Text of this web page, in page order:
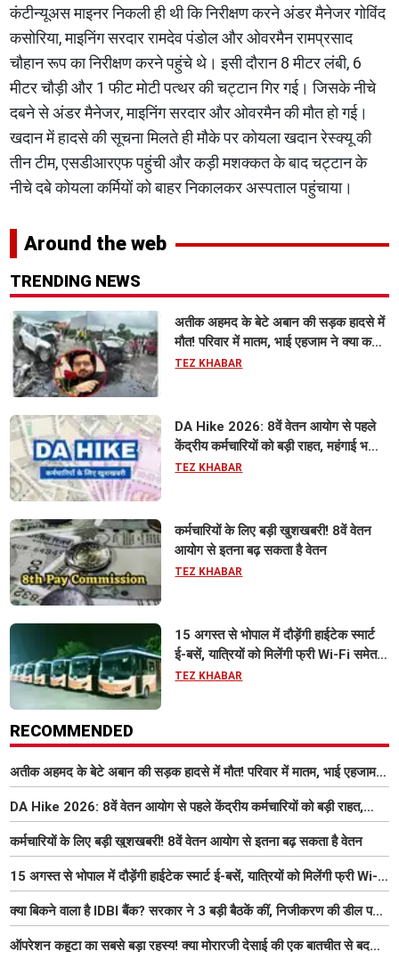
कंटीन्यूअस माइनर निकली ही थी कि निरीक्षण करने अंडर मैनेजर गोविंद
कसोरिया, माइनिंग सरदार रामदेव पंडोल और ओवरमैन रामप्रसाद
चौहान रूप का निरीक्षण करने पहुंचे थे। इसी दौरान 8 मीटर लंबी, 6
मीटर चौड़ी और 1 फीट मोटी पत्थर की चट्टान गिर गई। जिसके नीचे
दबने से अंडर मैनेजर, माइनिंग सरदार और ओवरमैन की मौत हो गई।
खदान में हादसे की सूचना मिलते ही मौके पर कोयला खदान रेस्क्यू की
तीन टीम, एसडीआरएफ पहुंची और कड़ी मशक्कत के बाद चट्टान के
नीचे दबे कोयला कर्मियों को बाहर निकालकर अस्पताल पहुंचाया।
Around the web
TRENDING NEWS
अतीक अहमद के बेटे अबान की सड़क हादसे में
मौत! परिवार में मातम, भाई एहजाम ने क्या कहा?
जानिए पूरा मामला
TEZ KHABAR
DA Hike 2026: 8वें वेतन आयोग से पहले
केंद्रीय कर्मचारियों को बड़ी राहत, महंगाई भत्ता
63% होने की संभावना
TEZ KHABAR
कर्मचारियों के लिए बड़ी खुशखबरी! 8वें वेतन
आयोग से इतना बढ़ सकता है वेतन
TEZ KHABAR
15 अगस्त से भोपाल में दौड़ेंगी हाईटेक स्मार्ट
ई-बसें, यात्रियों को मिलेंगी फ्री Wi-Fi समेत
आधुनिक सुविधा
TEZ KHABAR
RECOMMENDED
अतीक अहमद के बेटे अबान की सड़क हादसे में मौत! परिवार में मातम, भाई एहजाम ने
क्या कहा? जानिए पूरा मामला
DA Hike 2026: 8वें वेतन आयोग से पहले केंद्रीय कर्मचारियों को बड़ी राहत,
महंगाई भत्ता 63% होने की संभावना
कर्मचारियों के लिए बड़ी खुशखबरी! 8वें वेतन आयोग से इतना बढ़ सकता है वेतन
15 अगस्त से भोपाल में दौड़ेंगी हाईटेक स्मार्ट ई-बसें, यात्रियों को मिलेंगी फ्री Wi-
Fi समेत आधुनिक सुविधा
क्या बिकने वाला है IDBI बैंक? सरकार ने 3 बड़ी बैठकें कीं, निजीकरण की डील पर
बढ़ी हलचल
ऑपरेशन कहूटा का सबसे बड़ा रहस्य! क्या मोरारजी देसाई की एक बातचीत से बदल